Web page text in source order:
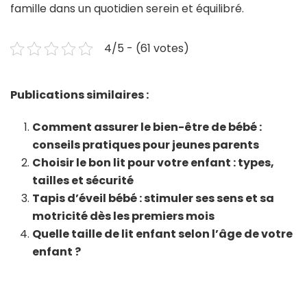
famille dans un quotidien serein et équilibré.
4/5 - (61 votes)
Publications similaires :
Comment assurer le bien-être de bébé :
conseils pratiques pour jeunes parents
Choisir le bon lit pour votre enfant : types,
tailles et sécurité
Tapis d’éveil bébé : stimuler ses sens et sa
motricité dès les premiers mois
Quelle taille de lit enfant selon l’âge de votre
enfant ?